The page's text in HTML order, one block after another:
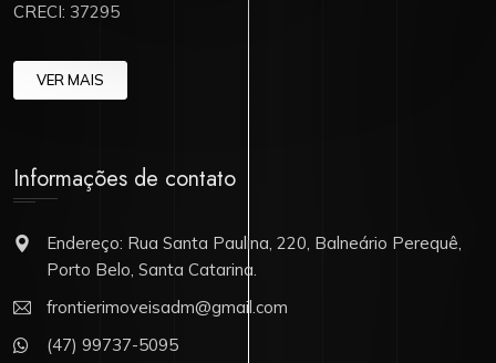
CRECI: 37295
VER MAIS
Informações de contato
Endereço: Rua Santa Paulina, 220, Balneário Perequê,
Porto Belo, Santa Catarina.
frontierimoveisadm@gmail.com
(47) 99737-5095